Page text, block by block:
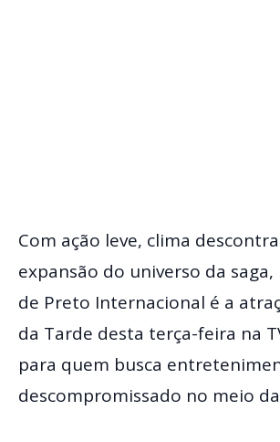
Com ação leve, clima
expansão do universo da saga,
de Preto Internacional é a
da Tarde desta terça-feira na
para quem busca
descompromissado no meio